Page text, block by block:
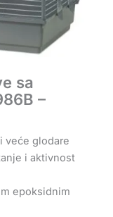
sa
–
veće glodare
i aktivnost
epoksidnim